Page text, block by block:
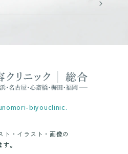
biyouclinic.
・イラスト・画像の
。